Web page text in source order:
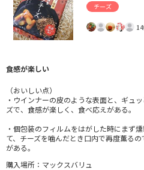
チーズ
食感が楽しい
（おいしい点）
・ウインナーの皮のような表面と、ギュ
ズで、食感が楽しく、食べ応えがある。
・個包装のフィルムをはがした時にまず
て、チーズを噛んだとき口内で再度薫る
がある。
購入場所：マックスバリュ